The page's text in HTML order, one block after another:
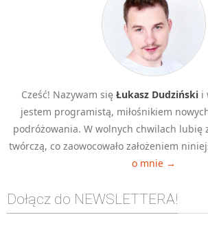
Cześć! Nazywam się Łukasz Dudzińskii
jestem programistą, miłośnikiem
podróżowania. W wolnych chwilach lubię
twórczą, co zaowocowało założeniem
o mnie →
Dołącz do NEWSLETTERA!